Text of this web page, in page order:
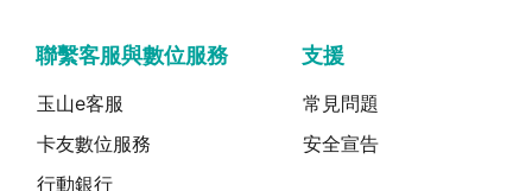
聯繫客服與數位服務
玉山e客服
卡友數位服務
行動銀行
支援
常見問題
安全宣告